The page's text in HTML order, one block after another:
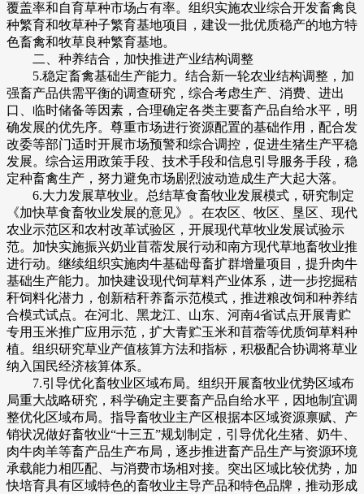
覆盖率和自育草种市场占有率。组织实施农业综合开发畜禽良
种繁育和牧草种子繁育基地项目，建设一批优质稳产的地方特
色畜禽和牧草良种繁育基地。
二、种养结合，加快推进产业结构调整
5.稳定畜禽基础生产能力。结合新一轮农业结构调整，加
强畜产品供需平衡的调查研究，综合考虑生产、消费、进出
口、临时储备等因素，合理确定各类主要畜产品自给水平，明
确发展的优先序。尊重市场进行资源配置的基础作用，配合发
改委等部门适时开展市场预警和综合调控，促进生猪生产平稳
发展。综合运用政策手段、技术手段和信息引导服务手段，稳
定种畜禽生产，努力避免市场剧烈波动造成生产大起大落。
6.大力发展草牧业。总结草食畜牧业发展模式，研究制定
《加快草食畜牧业发展的意见》。在农区、牧区、垦区、现代
农业示范区和农村改革试验区，开展现代草牧业发展试验示
范。加快实施振兴奶业苜蓿发展行动和南方现代草地畜牧业推
进行动。继续组织实施肉牛基础母畜扩群增量项目，提升肉牛
基础生产能力。加快建设现代饲草料产业体系，进一步挖掘秸
秆饲料化潜力，创新秸秆养畜示范模式，推进粮改饲和种养结
合模式试点。在河北、黑龙江、山东、河南4省试点开展青贮
专用玉米推广应用示范，扩大青贮玉米和苜蓿等优质饲草料种
植。组织研究草业产值核算方法和指标，积极配合协调将草业
纳入国民经济核算体系。
7.引导优化畜牧业区域布局。组织开展畜牧业优势区域布
局重大战略研究，科学确定主要畜产品自给水平，因地制宜调
整优化区域布局。指导畜牧业主产区根据本区域资源禀赋、产
销状况做好畜牧业“十三五”规划制定，引导优化生猪、奶牛、
肉牛肉羊等畜产品生产布局，逐步推进畜产品生产与资源环境
承载能力相匹配、与消费市场相对接。突出区域比较优势，加
快培育具有区域特色的畜牧业主导产品和特色品牌，推动形成